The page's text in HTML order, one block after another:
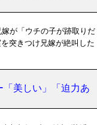
が「ウチの子が跡取りだ
突きつけ兄嫁が絶叫した
美しい」「迫力あ